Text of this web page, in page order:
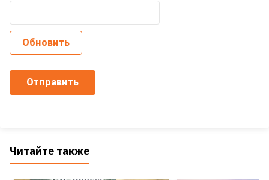
Обновить
Отправить
Читайте также